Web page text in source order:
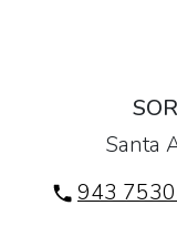
Santa
943